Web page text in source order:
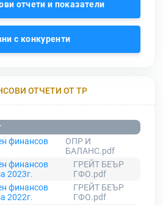
отчети и показатели
с конкуренти
ОТЧЕТИ ОТ ТР
финансов
ОПР И
БАЛАНС.pdf
финансов
2023г.
ГРЕЙТ БЕЪР
ГФО.pdf
финансов
2022г.
ГРЕЙТ БЕЪР
ГФО.pdf